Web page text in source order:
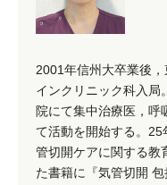
2001年信州大卒業後
インクリニック科入局
院にて集中治療医，呼
て活動を開始する。
管切開ケアに関する教
た書籍に『気管切開 包